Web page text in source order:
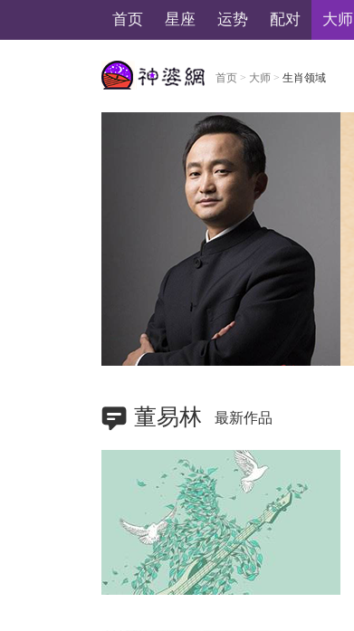
首页 星座 运势 配对 大师
首页 > 大师 > 生肖领域
董易林 最新作品